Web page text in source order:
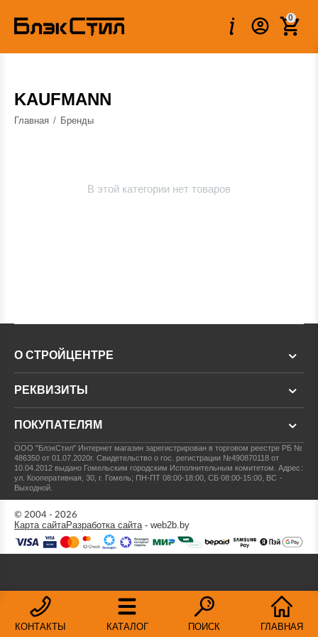
0
KAUFMANN
Главная / Бренды
В этой категории нет товаров
КОНТАКТЫ КАТАЛОГ ПОИСК ГЛАВНАЯ
О СТРОЙЦЕНТРЕ
РЕКВИЗИТЫ
ПОКУПАТЕЛЯМ
ООО "БлэкСтил" Интернет магазин зарегистрирован в торговом реестре РБ №
486350 от 01.07.2020г.Свидетельство о гос. регистрации №490870118 от
10.04.2012 выдано Гомельским городским Исполнительным комитетом.Адрес:
ул. Кооперативная, 30, г. Гомель; ПН-ПТ 08:00-18:00, СБ 08:00-15:00, ВС -
Выходной.
© 2004 - 2026
Карта сайтаРазработка сайта- web2b.by